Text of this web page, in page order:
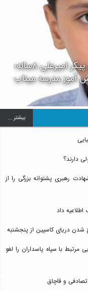
فیلم/ دفن یک لنگه کفش به جای پیکر امیرعلی ۸ساله؛
آموز مدرسه میناب
بيشتر ...
دارند؟
رهبری پشتوانه بزرگی را از
داد
مرتبط با سپاه پاسداران را لغو
و قاچاق